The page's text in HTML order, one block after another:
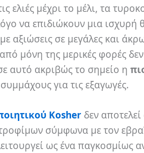
ελιές μέχρι το μέλι, τα
να επιδιώκουν μια ισχυρή
αξιώσεις σε μεγάλες και
μόνη της μερικές φορές
αυτό ακριβώς το σημείο η
για τις εξαγωγές.
Kosher δεν
σύμφωνα με τον
ως ένα παγκοσμίως